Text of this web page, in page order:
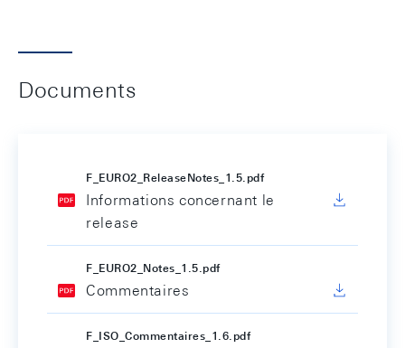
Documents
F_EURO2_ReleaseNotes_1.5.pdf
Informations concernant le
release
F_EURO2_Notes_1.5.pdf
Commentaires
F_ISO_Commentaires_1.6.pdf